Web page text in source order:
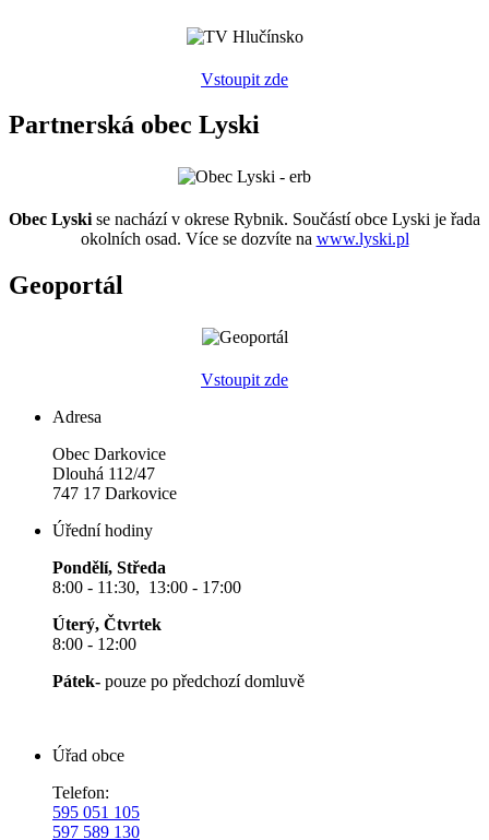
Vstoupit zde
Partnerská obec Lyski
Obec Lyski se nachází v okrese Rybnik. Součástí obce Lyski je řada
okolních osad. Více se dozvíte na www.lyski.pl
Geoportál
Vstoupit zde
Adresa
Obec Darkovice
Dlouhá 112/47
747 17 Darkovice
Úřední hodiny
Pondělí, Středa
8:00 - 11:30, 13:00 - 17:00
Úterý, Čtvrtek
8:00 - 12:00
Pátek- pouze po předchozí domluvě
Úřad obce
Telefon:
595 051 105
597 589 130